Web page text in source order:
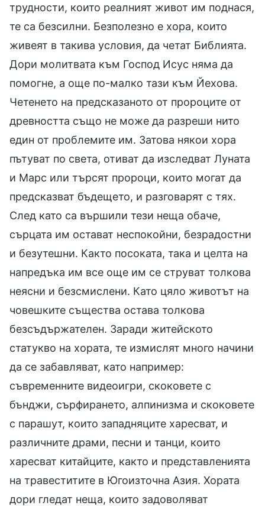
трудности, които реалният живот им поднася,
те са безсилни. Безполезно е хора, които
живеят в такива условия, да четат Библията.
Дори молитвата към Господ Исус няма да
помогне, а още по-малко тази към Йехова.
Четенето на предсказаното от пророците от
древността също не може да разреши нито
един от проблемите им. Затова някои хора
пътуват по света, отиват да изследват Луната
и Марс или търсят пророци, които могат да
предсказват бъдещето, и разговарят с тях.
След като са вършили тези неща обаче,
сърцата им остават неспокойни, безрадостни
и безутешни. Както посоката, така и целта на
напредъка им все още им се струват толкова
неясни и безсмислени. Като цяло животът на
човешките същества остава толкова
безсъдържателен. Заради житейското
статукво на хората, те измислят много начини
да се забавляват, като например:
съвременните видеоигри, скоковете с
бънджи, сърфирането, алпинизма и скоковете
с парашут, които западняците харесват, и
различните драми, песни и танци, които
харесват китайците, както и представленията
на травеститите в Югоизточна Азия. Хората
дори гледат неща, които задоволяват